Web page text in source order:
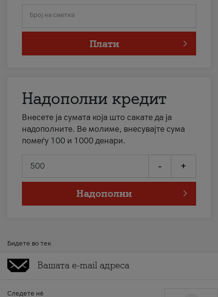
Број на сметка
Плати
Надополни кредит
Внесете ја сумата која што сакате да ја
надополните. Ве молиме, внесувајте сума
помеѓу 100 и 1000 денари.
- +
Надополни
Бидете во тек
Следете нè